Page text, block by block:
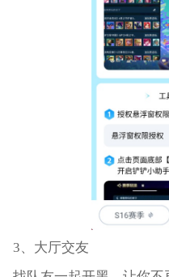
3、大厅交友